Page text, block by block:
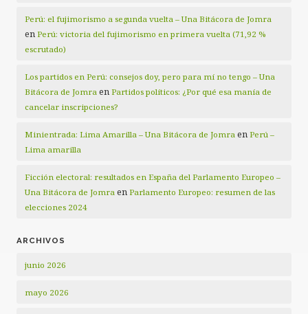
Perú: el fujimorismo a segunda vuelta – Una Bitácora de Jomra
en Perú: victoria del fujimorismo en primera vuelta (71,92 %
escrutado)
Los partidos en Perú: consejos doy, pero para mí no tengo – Una
Bitácora de Jomra en Partidos políticos: ¿Por qué esa manía de
cancelar inscripciones?
Minientrada: Lima Amarilla – Una Bitácora de Jomra en Perú –
Lima amarilla
Ficción electoral: resultados en España del Parlamento Europeo –
Una Bitácora de Jomra en Parlamento Europeo: resumen de las
elecciones 2024
ARCHIVOS
junio 2026
mayo 2026